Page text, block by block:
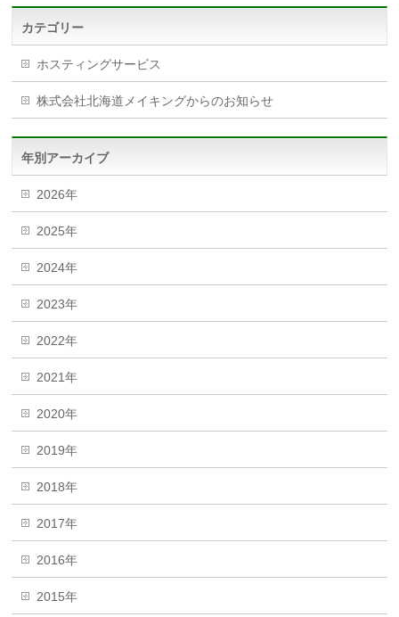
カテゴリー
ホスティングサービス
株式会社北海道メイキングからのお知らせ
年別アーカイブ
2026年
2025年
2024年
2023年
2022年
2021年
2020年
2019年
2018年
2017年
2016年
2015年